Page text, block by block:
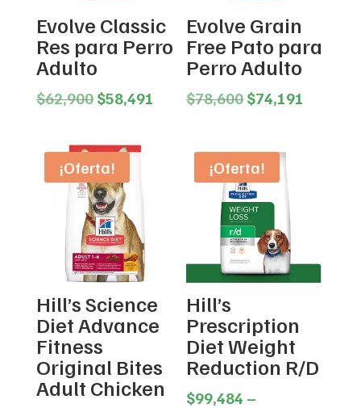
Evolve Classic
Res para Perro
Adulto
$62,900 Original
$62,900.
$58,491 Current
Evolve Grain
Free Pato para
Perro Adulto
$78,600 Original
$78,600.
$74,191
¡Oferta!
Hill’s Science
Diet Advance
Fitness
Original Bites
Adult Chicken
¡Oferta!
Hill’s
Prescription
Diet Weight
Reduction R/D
$99,484 –